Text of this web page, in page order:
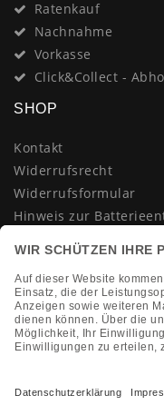
Ratenkauf
Nachnahme
Vorkasse
Click&Collect -
SHOP
Kontakt
Widerrufsrecht
Widerrufsformular
Hinweis zur
Datenschutzerklärung
Impressum
Vertrag widerrufen
KONTAKT
Montag-Freitag 10:00-